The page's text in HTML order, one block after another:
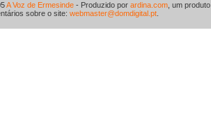
A Voz de Ermesinde - Produzido por ardina.com , um
sobre o site: webmaster@domdigital.pt